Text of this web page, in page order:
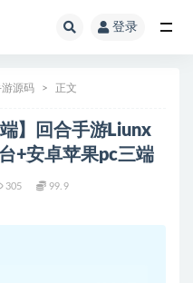
登录
游源码 正文
】回合手游Liunx
+安卓苹果pc三端
305 99.9